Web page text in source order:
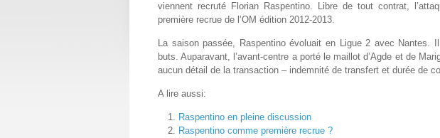
viennent recruté Florian Raspentino. Libre de tout contrat,
première recrue de l’OM édition 2012-2013.
La saison passée, Raspentino évoluait en Ligue 2 avec Nantes.
buts. Auparavant, l’avant-centre a porté le maillot d’Agde et de
aucun détail de la transaction – indemnité de transfert et durée de
A lire aussi:
Raspentino en pleine discussion
Raspentino comme première recrue ?